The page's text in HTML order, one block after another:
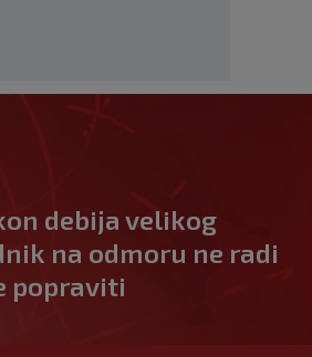
debija velikog
na odmoru ne radi
popraviti